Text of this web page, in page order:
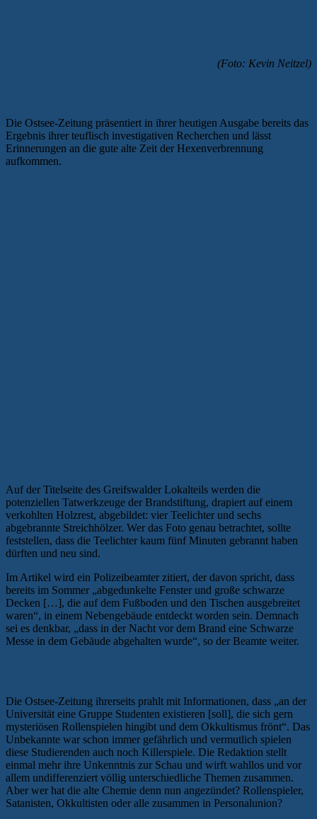
(Foto: Kevin Neitzel)
Die Ostsee-Zeitung präsentiert in ihrer heutigen Ausgabe bereits das
Ergebnis ihrer teuflisch investigativen Recherchen und lässt
Erinnerungen an die gute alte Zeit der Hexenverbrennung
aufkommen.
Auf der Titelseite des Greifswalder Lokalteils werden die
potenziellen Tatwerkzeuge der Brandstiftung, drapiert auf einem
verkohlten Holzrest, abgebildet: vier Teelichter und sechs
abgebrannte Streichhölzer. Wer das Foto genau betrachtet, sollte
feststellen, dass die Teelichter kaum fünf Minuten gebrannt haben
dürften und neu sind.
Im Artikel wird ein Polizeibeamter zitiert, der davon spricht, dass
bereits im Sommer „abgedunkelte Fenster und große schwarze
Decken […], die auf dem Fußboden und den Tischen ausgebreitet
waren“, in einem Nebengebäude entdeckt worden sein. Demnach
sei es denkbar, „dass in der Nacht vor dem Brand eine Schwarze
Messe in dem Gebäude abgehalten wurde“, so der Beamte weiter.
Die Ostsee-Zeitung ihrerseits prahlt mit Informationen, dass „an der
Universität eine Gruppe Studenten existieren [soll], die sich gern
mysteriösen Rollenspielen hingibt und dem Okkultismus frönt“. Das
Unbekannte war schon immer gefährlich und vermutlich spielen
diese Studierenden auch noch Killerspiele. Die Redaktion stellt
einmal mehr ihre Unkenntnis zur Schau und wirft wahllos und vor
allem undifferenziert völlig unterschiedliche Themen zusammen.
Aber wer hat die alte Chemie denn nun angezündet? Rollenspieler,
Satanisten, Okkultisten oder alle zusammen in Personalunion?